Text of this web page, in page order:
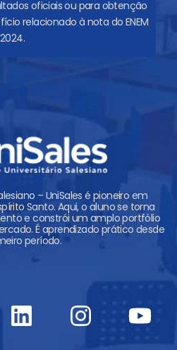
oficiais ou para obtenção
relacionado à nota do ENEM
2024.
– UniSales é pioneiro em
Santo. Aqui, o aluno se torna
e constrói um amplo portfólio
É aprendizado prático desde
período.
L
i
I
n
Y
o
T
i